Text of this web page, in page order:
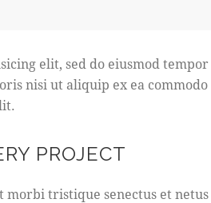
elit, sed do eiusmod
nisi ut aliquip ex ea
PROJECT
tristique senectus et